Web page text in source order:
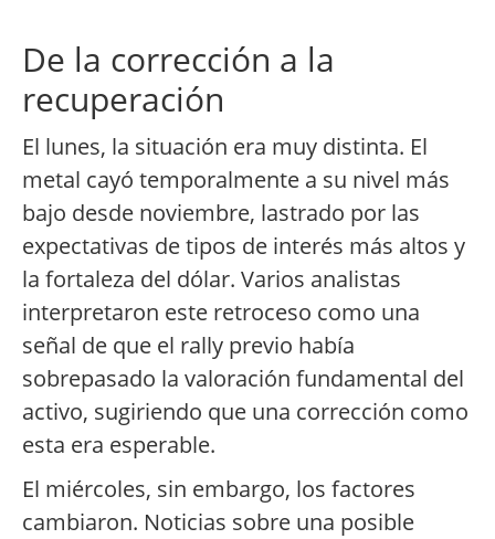
De la corrección a la
recuperación
El lunes, la situación era muy distinta. El
metal cayó temporalmente a su nivel más
bajo desde noviembre, lastrado por las
expectativas de tipos de interés más altos y
la fortaleza del dólar. Varios analistas
interpretaron este retroceso como una
señal de que el rally previo había
sobrepasado la valoración fundamental del
activo, sugiriendo que una corrección como
esta era esperable.
El miércoles, sin embargo, los factores
cambiaron. Noticias sobre una posible